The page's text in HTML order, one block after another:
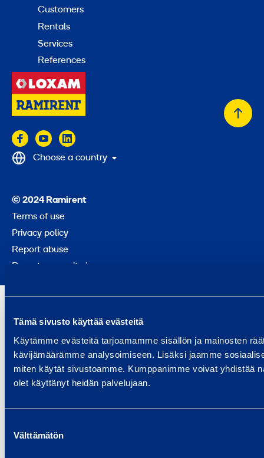
Tämä sivusto käyttää evästeitä
Käytämme evästeitä tarjoamamme sisällön ja mainosten
kävijämäärämme analysoimiseen. Lisäksi jaamme
miten käytät sivustoamme. Kumppanimme voivat yhdistää
olet käyttänyt heidän palvelujaan.
valinta
Välttämätön
Customers
Rentals
Services
References
Back
© 2024 Ramirent
Terms of use
Privacy policy
Report abuse
Report a security issue
Choose a country